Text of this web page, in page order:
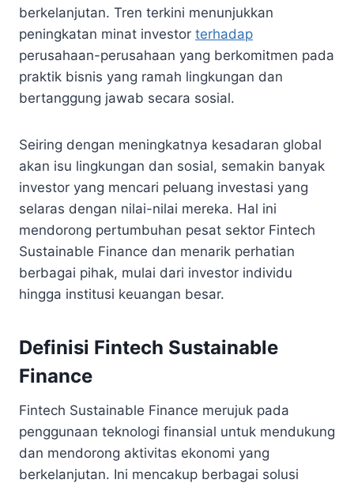
berkelanjutan. Tren terkini menunjukkan
peningkatan minat investor terhadap
perusahaan-perusahaan yang berkomitmen pada
praktik bisnis yang ramah lingkungan dan
bertanggung jawab secara sosial.
Seiring dengan meningkatnya kesadaran global
akan isu lingkungan dan sosial, semakin banyak
investor yang mencari peluang investasi yang
selaras dengan nilai-nilai mereka. Hal ini
mendorong pertumbuhan pesat sektor Fintech
Sustainable Finance dan menarik perhatian
berbagai pihak, mulai dari investor individu
hingga institusi keuangan besar.
Definisi Fintech Sustainable
Finance
Fintech Sustainable Finance merujuk pada
penggunaan teknologi finansial untuk mendukung
dan mendorong aktivitas ekonomi yang
berkelanjutan. Ini mencakup berbagai solusi